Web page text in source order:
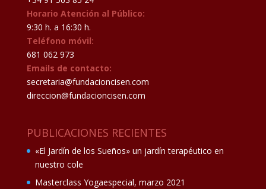
Horario Atención al Público:
9:30 h. a 16:30 h.
Teléfono móvil:
681 062 973
Emails de contacto:
secretaria@fundacioncisen.com
direccion@fundacioncisen.com
PUBLICACIONES RECIENTES
«El Jardín de los Sueños» un jardín terapéutico en
nuestro cole
Masterclass Yogaespecial, marzo 2021